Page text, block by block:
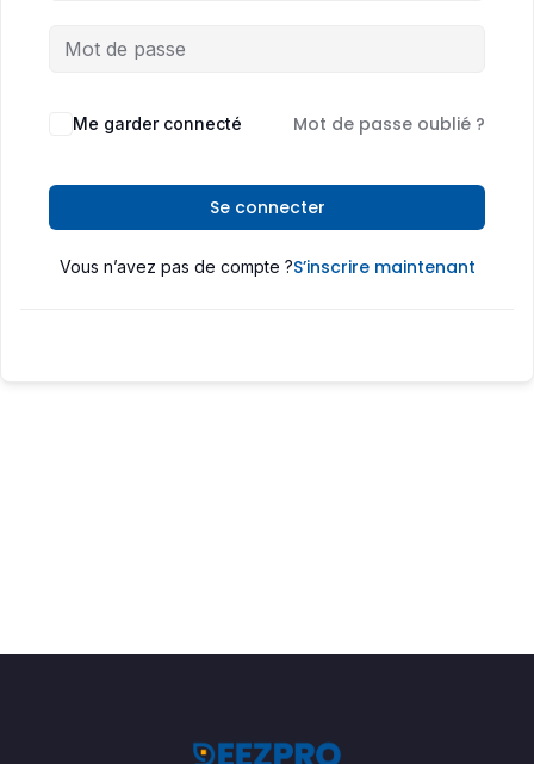
Me garder connecté Mot de passe oublié ?
Se connecter
Vous n’avez pas de compte ?S’inscrire maintenant